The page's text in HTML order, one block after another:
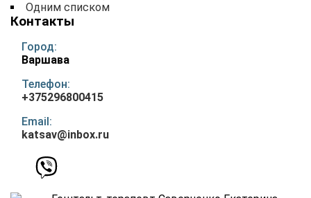
Одним списком
Контакты
Город:
Варшава
Телефон:
+375296800415
Email:
katsav@inbox.ru